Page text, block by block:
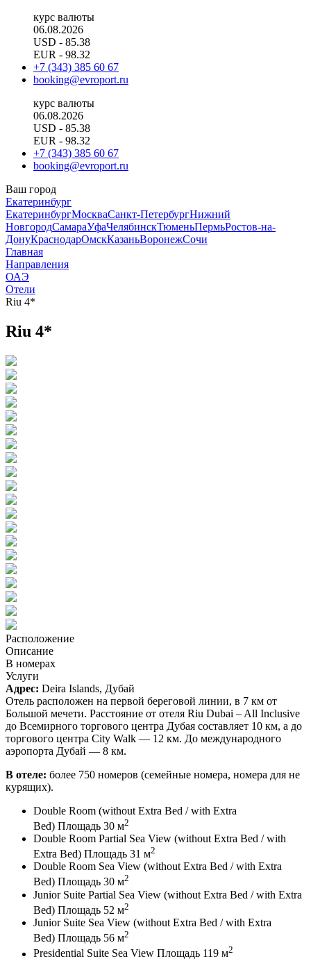
курс валюты
06.08.2026
USD - 85.38
EUR - 98.32
+7 (343) 385 60 67
booking@evroport.ru
курс валюты
06.08.2026
USD - 85.38
EUR - 98.32
+7 (343) 385 60 67
booking@evroport.ru
Ваш город
Екатеринбург
ЕкатеринбургМоскваСанкт-ПетербургНижний
НовгородСамараУфаЧелябинскТюменьПермьРостов-на-
ДонуКраснодарОмскКазаньВоронежСочи
Главная
Направления
ОАЭ
Отели
Riu 4*
Riu 4*
Расположение
Описание
В номерах
Услуги
Адрес: Deira Islands, Дубай
Отель расположен на первой береговой линии, в 7 км от
Большой мечети. Расстояние от отеля Riu Dubai – All Inclusive
до Всемирного торгового центра Дубая составляет 10 км, а до
торгового центра City Walk — 12 км. До международного
аэропорта Дубай — 8 км.
В отеле: более 750 номеров (семейные номера, номера для не
курящих).
Double Room (without Extra Bed / with Extra
Bed) Площадь 30 м2
Double Room Partial Sea View (without Extra Bed / with
Extra Bed) Площадь 31 м2
Double Room Sea View (without Extra Bed / with Extra
Bed) Площадь 30 м2
Junior Suite Partial Sea View (without Extra Bed / with Extra
Bed) Площадь 52 м2
Junior Suite Sea View (without Extra Bed / with Extra
Bed) Площадь 56 м2
Presidential Suite Sea View Площадь 119 м2